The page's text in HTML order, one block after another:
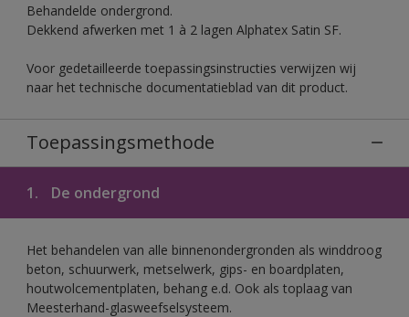
Behandelde ondergrond.
Dekkend afwerken met 1 à 2 lagen Alphatex Satin SF.
Voor gedetailleerde toepassingsinstructies verwijzen wij
naar het technische documentatieblad van dit product.
Toepassingsmethode
1. De ondergrond
Het behandelen van alle binnenondergronden als winddroog
beton, schuurwerk, metselwerk, gips- en boardplaten,
houtwolcementplaten, behang e.d. Ook als toplaag van
Meesterhand-glasweefselsysteem.